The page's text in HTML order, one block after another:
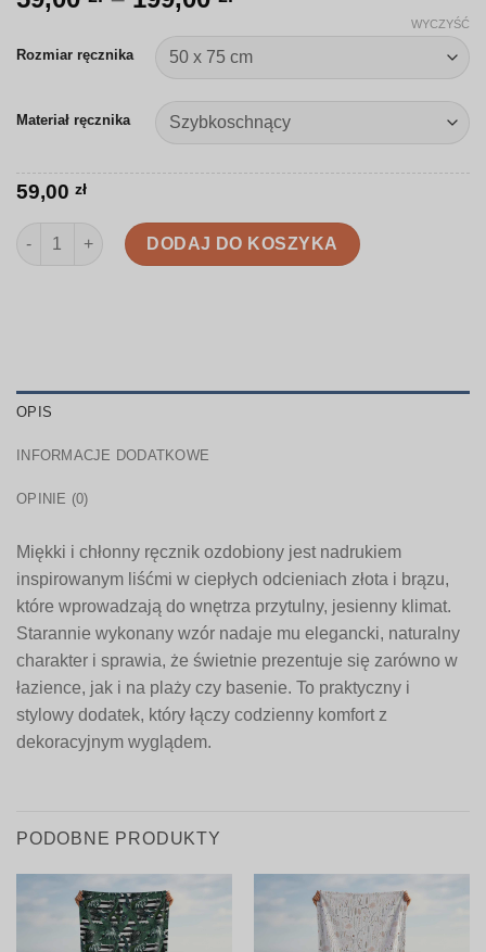
od
59,00 zł
do
199,00 zł
Rozmiar ręcznika
Materiał ręcznika
WYCZYŚĆ
59,00 zł
ilość Ręcznik | Liście w odcieniach złota i brązu | L019
DODAJ DO KOSZYKA
OPIS
INFORMACJE DODATKOWE
OPINIE (0)
Miękki i chłonny ręcznik ozdobiony jest nadrukiem
inspirowanym liśćmi w ciepłych odcieniach złota i brązu,
które wprowadzają do wnętrza przytulny, jesienny klimat.
Starannie wykonany wzór nadaje mu elegancki, naturalny
charakter i sprawia, że świetnie prezentuje się zarówno w
łazience, jak i na plaży czy basenie. To praktyczny i
stylowy dodatek, który łączy codzienny komfort z
dekoracyjnym wyglądem.
PODOBNE PRODUKTY